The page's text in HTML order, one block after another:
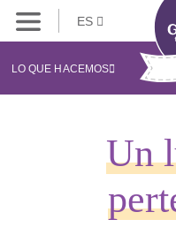
ES
LO QUE HACEMOS
Un